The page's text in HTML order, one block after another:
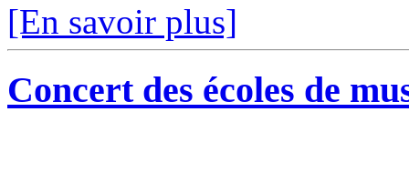
[En savoir plus]
Concert des écoles de